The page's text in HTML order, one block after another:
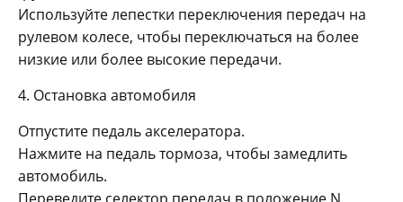
Используйте лепестки переключения передач на
рулевом колесе, чтобы переключаться на более
низкие или более высокие передачи.
4. Остановка автомобиля
Отпустите педаль акселератора.
Нажмите на педаль тормоза, чтобы замедлить
автомобиль.